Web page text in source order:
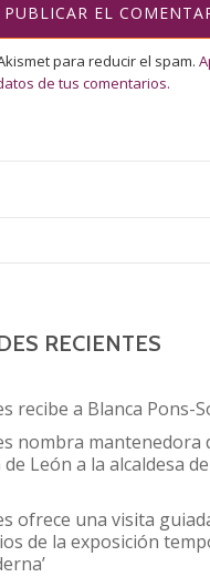
para reducir el spam.
de tus comentarios.
RECIENTES
recibe a Blanca Pons-
nombra mantenedora
León a la alcaldesa
ofrece una visita
de la exposición